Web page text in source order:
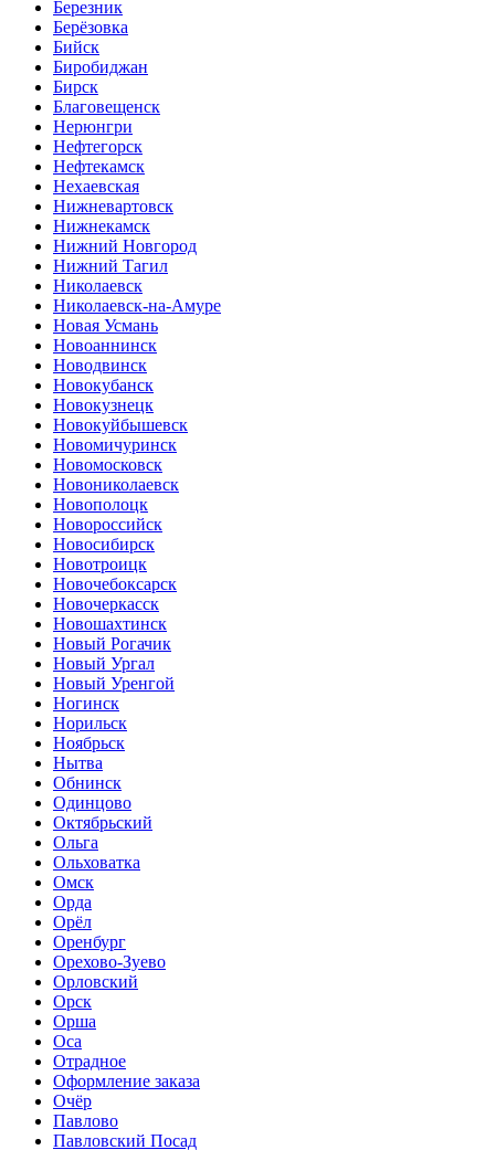
Березник
Берёзовка
Бийск
Биробиджан
Бирск
Благовещенск
Нерюнгри
Нефтегорск
Нефтекамск
Нехаевская
Нижневартовск
Нижнекамск
Нижний Новгород
Нижний Тагил
Николаевск
Николаевск-на-Амуре
Новая Усмань
Новоаннинск
Новодвинск
Новокубанск
Новокузнецк
Новокуйбышевск
Новомичуринск
Новомосковск
Новониколаевск
Новополоцк
Новороссийск
Новосибирск
Новотроицк
Новочебоксарск
Новочеркасск
Новошахтинск
Новый Рогачик
Новый Ургал
Новый Уренгой
Ногинск
Норильск
Ноябрьск
Нытва
Обнинск
Одинцово
Октябрьский
Ольга
Ольховатка
Омск
Орда
Орёл
Оренбург
Орехово-Зуево
Орловский
Орск
Орша
Оса
Отрадное
Оформление заказа
Очёр
Павлово
Павловский Посад